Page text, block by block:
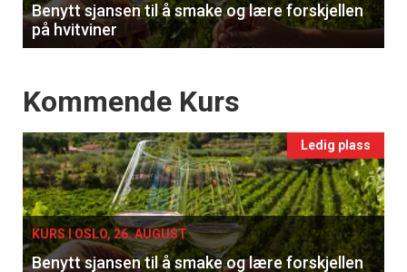
Benytt sjansen til å smake og lære forskjellen
på hvitviner
Events
Kommende Kurs
Ledig plass
KURS I OSLO, 26. AUGUST
Benytt sjansen til å smake og lære forskjellen